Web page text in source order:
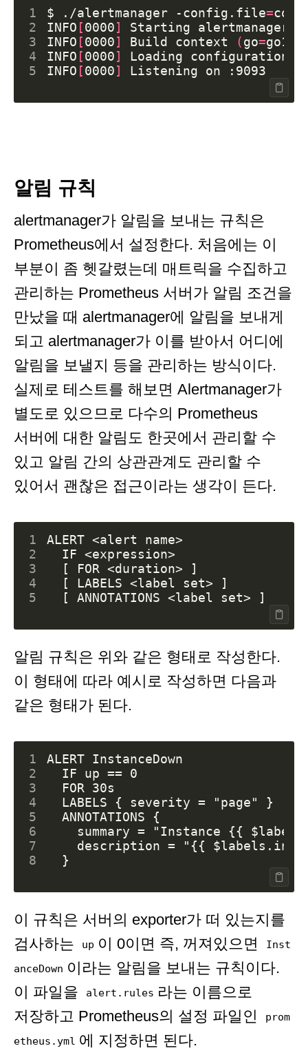
1 $ ./alertmanager -config.file=
2
INFO [0000] Starting alertmanager
3
INFO [0000] Build context (go=
4
INFO [0000]
Loading
5
INFO [0000] Listening
알림 규칙
alertmanager가 알림을 보내는 규칙은
Prometheus에서 설정한다. 처음에는 이
부분이 좀 헷갈렸는데 매트릭을 수집하고
관리하는 Prometheus 서버가 알림 조건을
만났을 때 alertmanager에 알림을 보내게
되고 alertmanager가 이를 받아서 어디에
알림을 보낼지 등을 관리하는 방식이다.
실제로 테스트를 해보면 Alertmanager가
별도로 있으므로 다수의 Prometheus
서버에 대한 알림도 한곳에서 관리할 수
있고 알림 간의 상관관계도 관리할 수
있어서 괜찮은 접근이라는 생각이 든다.
1
2
3
4
5
알림 규칙은 위와 같은 형태로 작성한다.
이 형태에 따라 예시로 작성하면 다음과
같은 형태가 된다.
1
2
3
4
5
6
7
8
이 규칙은 서버의 exporter가 떠 있는지를
검사하는
up 이 0이면 즉, 꺼져있으면
Inst
anceDown 이라는 알림을 보내는 규칙이다.
이 파일을
alert.rules 라는 이름으로
저장하고 Prometheus의 설정 파일인
prom
etheus.yml 에 지정하면 된다.